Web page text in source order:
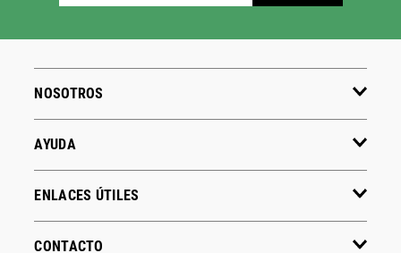
NOSOTROS
AYUDA
ENLACES ÚTILES
CONTACTO